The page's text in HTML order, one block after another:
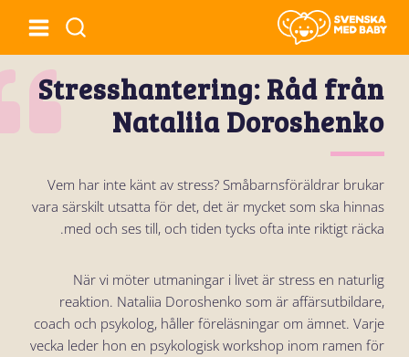
Stresshantering: Råd från
Nataliia Doroshenko
Vem har inte känt av stress? Småbarnsföräldrar brukar
vara särskilt utsatta för det, det är mycket som ska hinnas
med och ses till, och tiden tycks ofta inte riktigt räcka.
När vi möter utmaningar i livet är stress en naturlig
reaktion. Nataliia Doroshenko som är affärsutbildare,
coach och psykolog, håller föreläsningar om ämnet. Varje
vecka leder hon en psykologisk workshop inom ramen för